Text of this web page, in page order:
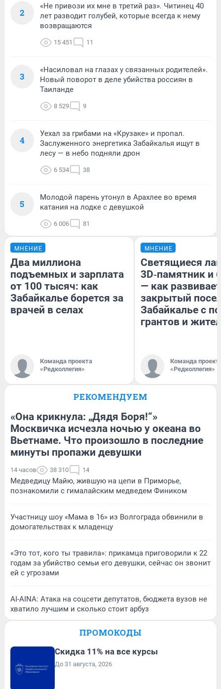
2
«Не привози их мне в третий раз». Читинец 40
лет разводит голубей, которые всегда к нему
возвращаются
15 451 11
3
«Насиловал на глазах у связанных родителей».
Новый поворот в деле убийства россиян в
Таиланде
8 529 9
4
Уехал за грибами на «Крузаке» и пропал.
Заслуженного энергетика Забайкалья ищут в
лесу — в небо подняли дрон
6 534 38
5
Молодой парень утонул в Арахлее во время
катания на лодке с девушкой
6 006 81
МНЕНИЕ
Два миллиона
подъемных и зарплата
от 100 тысяч: как
Забайкалье борется за
врачей в селах
Команда проекта
«Редколлегия»
МНЕНИЕ
Светящиеся
3D‑памятник и
— как
закрытый
Забайкалье с
грантов и
Команда
«Редколлегия»
РЕКОМЕНДУЕМ
«Она крикнула: „Дядя Боря!“»
Москвичка исчезла ночью у океана во
Вьетнаме. Что произошло в последние
минуты пропажи девушки
14 часов 38 310 14
Медведицу Майю, жившую на цепи в Приморье,
познакомили с гималайским медведем Фиником
Участницу шоу «Мама в 16» из Волгограда обвинили в
домогательствах к младенцу
«Это тот, кого ты травила»: прикамца приговорили к 22
годам за убийство семьи его девушки, сейчас он звонит
ей с угрозами
AI-AINA: Атака на соцсети депутатов, бюджета вузов не
хватило лучшим и сколько стоит арбуз
ПРОМОКОДЫ
Скидка 11% на все курсы
До 31 августа, 2026